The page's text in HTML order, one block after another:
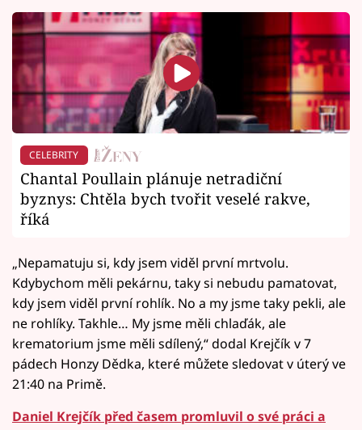
CELEBRITY
Chantal Poullain plánuje netradiční
byznys: Chtěla bych tvořit veselé rakve,
říká
„Nepamatuju si, kdy jsem viděl první mrtvolu.
Kdybychom měli pekárnu, taky si nebudu pamatovat,
kdy jsem viděl první rohlík. No a my jsme taky pekli, ale
ne rohlíky. Takhle… My jsme měli chlaďák, ale
krematorium jsme měli sdílený,“ dodal Krejčík v 7
pádech Honzy Dědka, které můžete sledovat v úterý ve
21:40 na Primě.
Daniel Krejčík před časem promluvil o své práci a